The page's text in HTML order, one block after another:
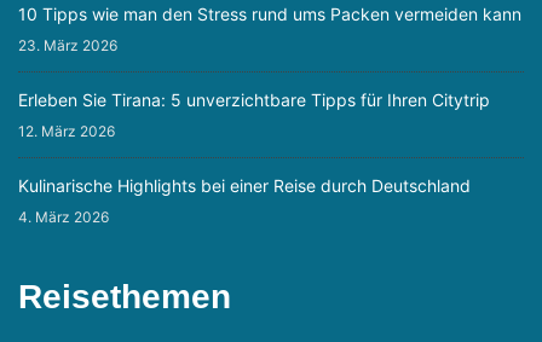
10 Tipps wie man den Stress rund ums Packen vermeiden kann
23. März 2026
Erleben Sie Tirana: 5 unverzichtbare Tipps für Ihren Citytrip
12. März 2026
Kulinarische Highlights bei einer Reise durch Deutschland
4. März 2026
Reisethemen